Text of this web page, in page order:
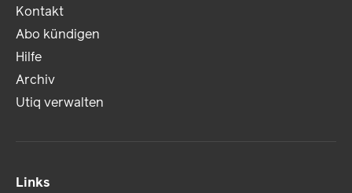
Kontakt
Abo kündigen
Hilfe
Archiv
Utiq verwalten
Links